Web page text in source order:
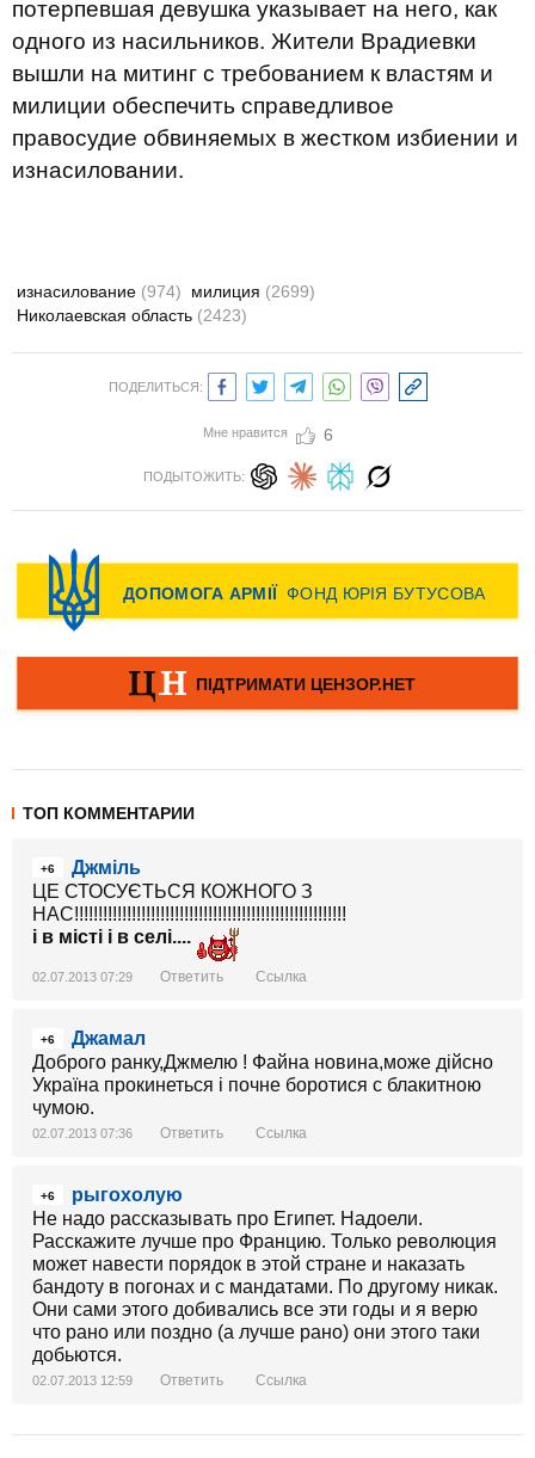
потерпевшая девушка указывает на него, как
одного из насильников. Жители Врадиевки
вышли на митинг с требованием к властям и
милиции обеспечить справедливое
правосудие обвиняемых в жестком избиении и
изнасиловании.
изнасилование (974) милиция (2699)
Николаевская область (2423)
ПОДЕЛИТЬСЯ:
Мне нравится 6
ПОДЫТОЖИТЬ:
ТОП КОММЕНТАРИИ
+6
Джміль
ЦЕ СТОСУЄТЬСЯ КОЖНОГО З
НАС!!!!!!!!!!!!!!!!!!!!!!!!!!!!!!!!!!!!!!!!!!!!!!!!!!!!!!!!!
і в місті і в селі....
02.07.2013 07:29 Ответить Ссылка
+6
Джамал
Доброго ранку,Джмелю ! Файна новина,може дійсно
Україна прокинеться і почне боротися с блакитною
чумою.
02.07.2013 07:36 Ответить Ссылка
+6
рыгохолую
Не надо рассказывать про Египет. Надоели.
Расскажите лучше про Францию. Только революция
может навести порядок в этой стране и наказать
бандоту в погонах и с мандатами. По другому никак.
Они сами этого добивались все эти годы и я верю
что рано или поздно (а лучше рано) они этого таки
добьются.
02.07.2013 12:59 Ответить Ссылка